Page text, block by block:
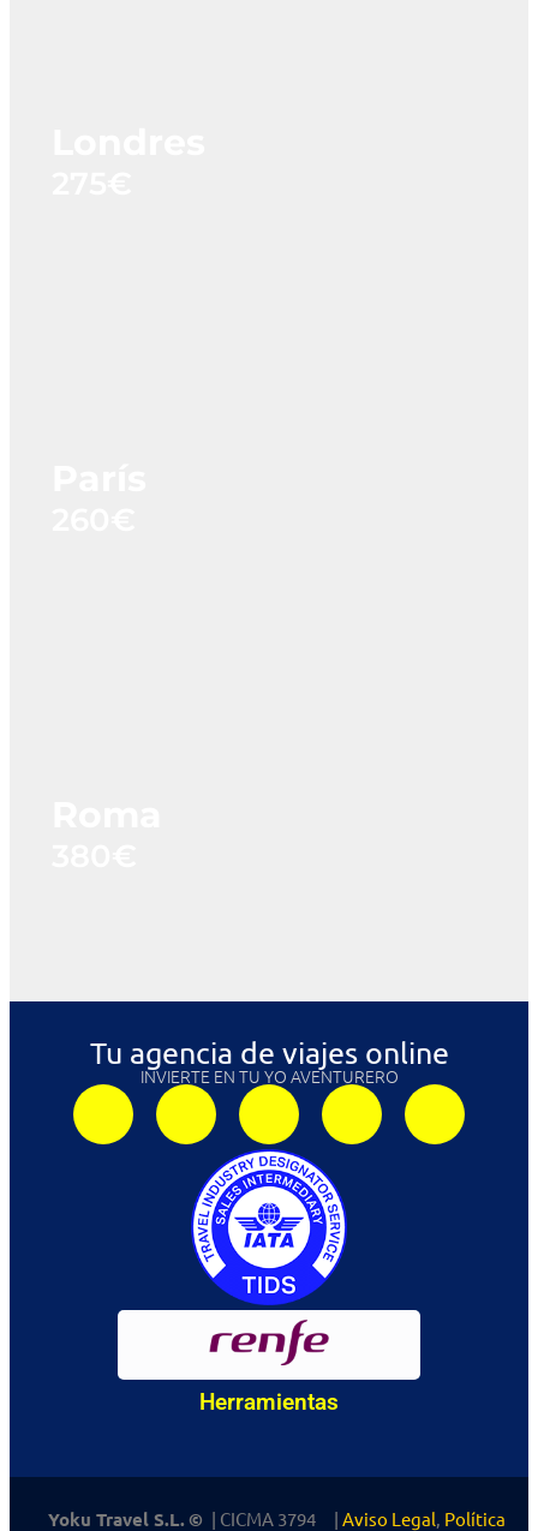
Tu agencia de viajes online
INVIERTE EN TU YO AVENTURERO
Herramientas
Yoku Travel S.L. © | CICMA 3794 | Aviso Legal, Política